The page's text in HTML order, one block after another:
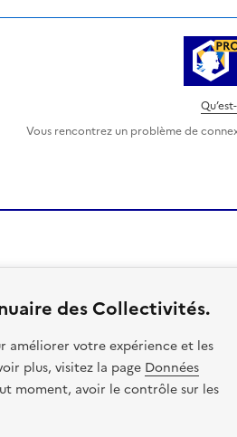
des Collectivités.
améliorer votre expérience et les
plus, visitez la page Données
moment, avoir le contrôle sur les
Vous rencontrez un problème de